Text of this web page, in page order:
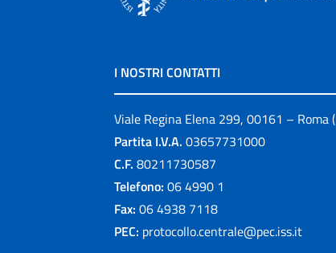
I NOSTRI CONTATTI
Viale Regina Elena 299, 00161 – Roma
Partita I.V.A. 03657731000
C.F. 80211730587
Telefono: 06 4990 1
Fax: 06 4938 7118
PEC: protocollo.centrale@pec.iss.it